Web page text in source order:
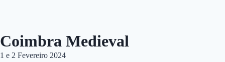
Coimbra Medieval
1 e 2 Fevereiro 2024